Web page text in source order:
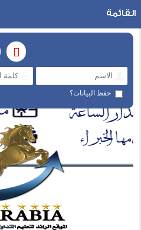
حفظ البيانات؟
القائمة